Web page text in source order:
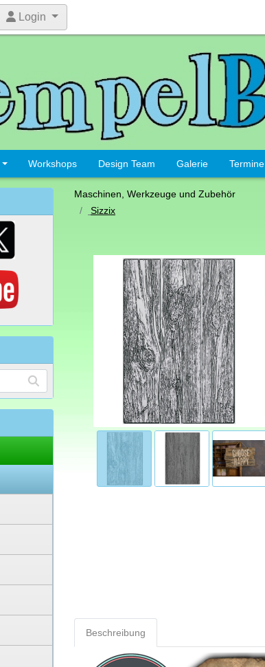
Login
Workshops Design Team Galerie Termine
Maschinen, Werkzeuge und Zubehör
Sizzix
Beschreibung